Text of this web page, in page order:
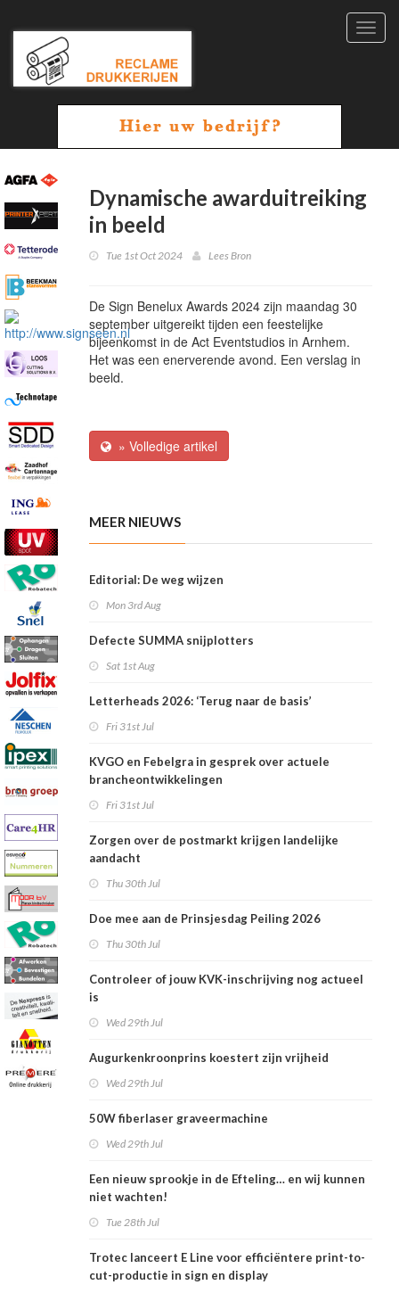
Dynamische awarduitreiking
in beeld
Tue 1st Oct 2024 Lees Bron
De Sign Benelux Awards 2024 zijn maandag 30
september uitgereikt tijden een feestelijke
bijeenkomst in de Act Eventstudios in Arnhem.
Het was een enerverende avond. Een verslag in
beeld.
» Volledige artikel
MEER NIEUWS
Editorial: De weg wijzen
Mon 3rd Aug
Defecte SUMMA snijplotters
Sat 1st Aug
Letterheads 2026: ‘Terug naar de basis’
Fri 31st Jul
KVGO en Febelgra in gesprek over actuele
brancheontwikkelingen
Fri 31st Jul
Zorgen over de postmarkt krijgen landelijke
aandacht
Thu 30th Jul
Doe mee aan de Prinsjesdag Peiling 2026
Thu 30th Jul
Controleer of jouw KVK-inschrijving nog actueel
is
Wed 29th Jul
Augurkenkroonprins koestert zijn vrijheid
Wed 29th Jul
50W fiberlaser graveermachine
Wed 29th Jul
Een nieuw sprookje in de Efteling… en wij kunnen
niet wachten!
Tue 28th Jul
Trotec lanceert E Line voor efficiëntere print-to-
cut-productie in sign en display